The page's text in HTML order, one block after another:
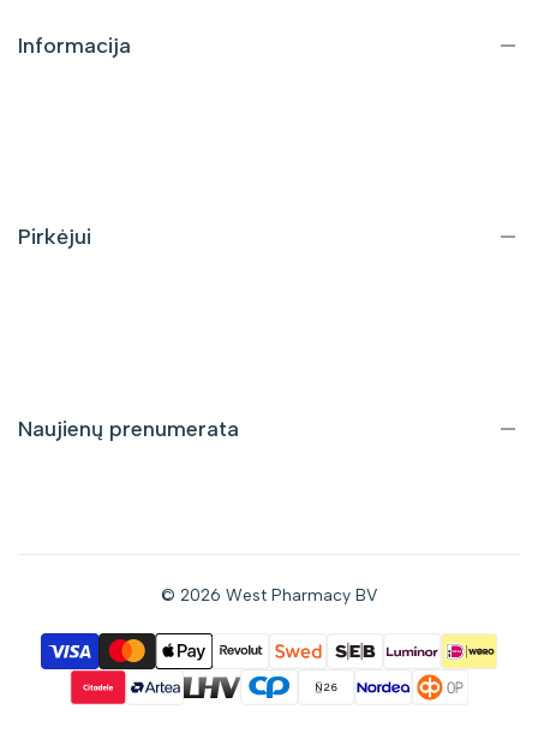
Informacija
Pirkėjui
Naujienų prenumerata
Sutinku gauti naujienas el. paštu
© 2026 West Pharmacy BV